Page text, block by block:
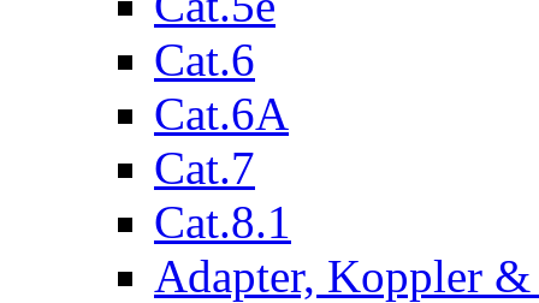
Cat.6
Cat.6A
Cat.7
Cat.8.1
Adapter, Koppler &